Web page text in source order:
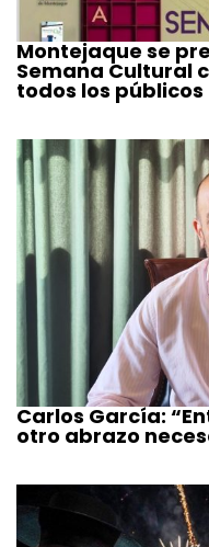
Montejaque se
Semana Cultural
todos los públicos
Carlos García:
otro abrazo